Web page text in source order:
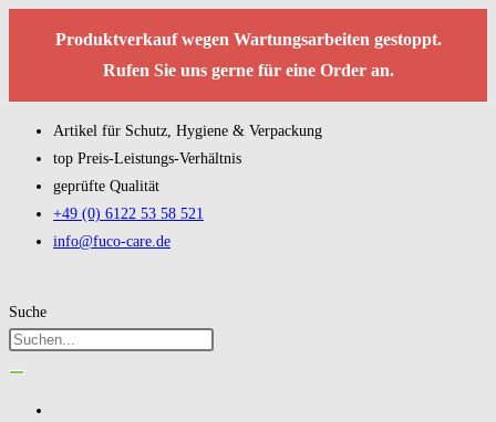
Produktverkauf wegen Wartungsarbeiten gestoppt.
Rufen Sie uns gerne für eine Order an.
Artikel für Schutz, Hygiene & Verpackung
top Preis-Leistungs-Verhältnis
geprüfte Qualität
+49 (0) 6122 53 58 521
info@fuco-care.de
Suche